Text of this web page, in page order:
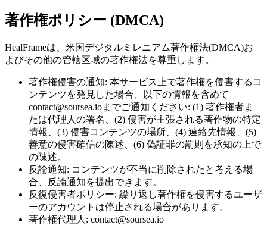
著作権ポリシー (DMCA)
HealFrameは、米国デジタルミレニアム著作権法(DMCA)お
よびその他の管轄区域の著作権法を尊重します。
著作権侵害の通知: 本サービス上で著作権を侵害するコ
ンテンツを発見した場合、以下の情報を含めて
contact@soursea.ioまでご通知ください: (1) 著作権者ま
たは代理人の署名、(2) 侵害が主張される著作物の特定
情報、(3) 侵害コンテンツの場所、(4) 連絡先情報、(5)
善意の侵害確信の陳述、(6) 偽証罪の罰則を承知の上で
の陳述。
反論通知: コンテンツが不当に削除されたと考える場
合、反論通知を提出できます。
反復侵害者ポリシー: 繰り返し著作権を侵害するユーザ
ーのアカウントは停止される場合があります。
著作権代理人: contact@soursea.io